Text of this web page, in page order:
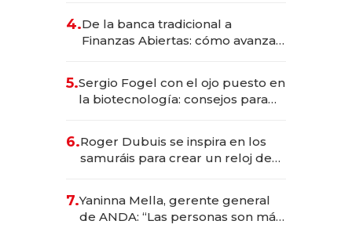
4.De la banca tradicional a
Finanzas Abiertas: cómo avanza
5.Sergio Fogel con el ojo puesto en
la biotecnología: consejos para
6.Roger Dubuis se inspira en los
samuráis para crear un reloj de
7.Yaninna Mella, gerente general
de ANDA: “Las personas son más